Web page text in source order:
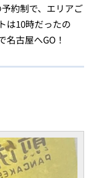
約制で、エリアご
は10時だったの
古屋へGO！